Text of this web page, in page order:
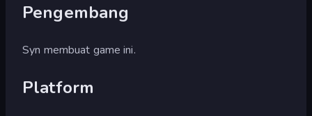
Pengembang
Syn membuat game ini.
Platform